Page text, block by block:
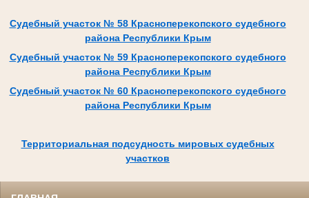
Судебный участок № 58 Красноперекопского судебного
района Республики Крым
Судебный участок № 59 Красноперекопского судебного
района Республики Крым
Судебный участок № 60 Красноперекопского судебного
района Республики Крым
Территориальная подсудность мировых судебных
участков